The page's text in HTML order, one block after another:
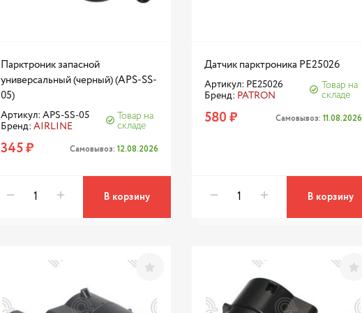
Парктроник запасной
универсальный (черный) (APS-SS-
05)
Артикул: APS-SS-05
Бренд: AIRLINE
Товар на
складе
345 ₽ Самовывоз: 12.08.2026
В корзину
Датчик парктроника PE25026
Артикул: PE25026
Бренд: PATRON
Товар на
складе
580 ₽ Самовывоз:11.08.2026
В корзину